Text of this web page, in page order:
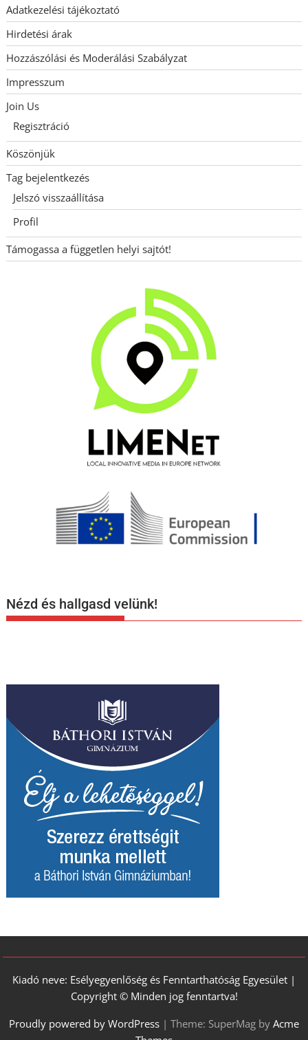
Adatkezelési tájékoztató
Hirdetési árak
Hozzászólási és Moderálási Szabályzat
Impresszum
Join Us
Regisztráció
Köszönjük
Tag bejelentkezés
Jelszó visszaállítása
Profil
Támogassa a független helyi sajtót!
Nézd és hallgasd velünk!
Kiadó neve: Esélyegyenlőség és Fenntarthatóság Egyesület |
Copyright © Minden jog fenntartva!
Proudly powered by WordPress | Theme: SuperMag by Acme